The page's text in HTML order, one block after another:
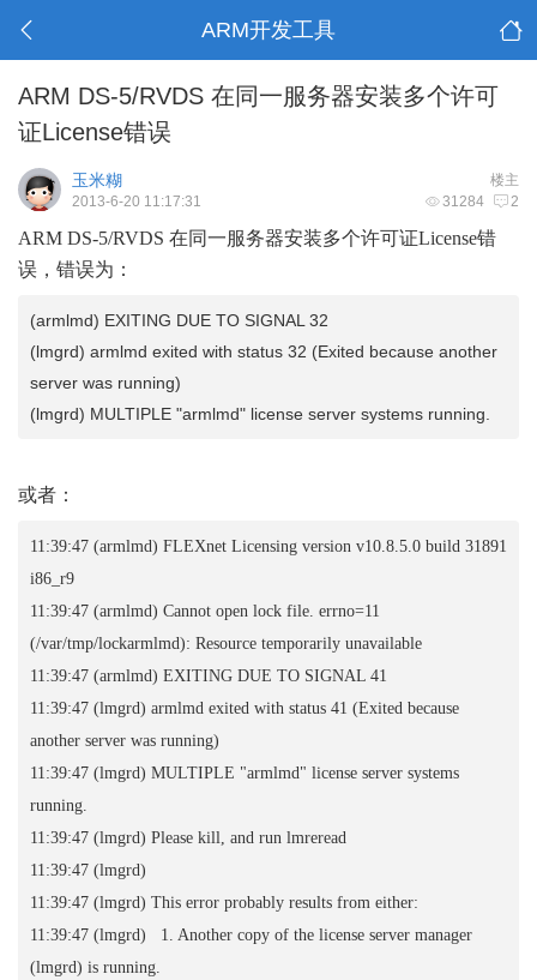
ARM开发工具
ARM DS-5/RVDS 在同一服务器安装多个许可
证License错误
楼主
玉米糊
31284 2
2013-6-20 11:17:31
ARM DS-5/RVDS 在同一服务器安装多个许可证License错
误，错误为：
(armlmd) EXITING DUE TO SIGNAL 32
(lmgrd) armlmd exited with status 32 (Exited because another
server was running)
(lmgrd) MULTIPLE "armlmd" license server systems running.
或者：
11:39:47 (armlmd) FLEXnet Licensing version v10.8.5.0 build 31891
i86_r9
11:39:47 (armlmd) Cannot open lock file. errno=11
(/var/tmp/lockarmlmd): Resource temporarily unavailable
11:39:47 (armlmd) EXITING DUE TO SIGNAL 41
11:39:47 (lmgrd) armlmd exited with status 41 (Exited because
another server was running)
11:39:47 (lmgrd) MULTIPLE "armlmd" license server systems
running.
11:39:47 (lmgrd) Please kill, and run lmreread
11:39:47 (lmgrd)
11:39:47 (lmgrd) This error probably results from either:
11:39:47 (lmgrd) 1. Another copy of the license server manager
(lmgrd) is running.